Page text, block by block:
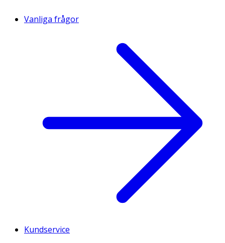
Vanliga frågor
Kundservice